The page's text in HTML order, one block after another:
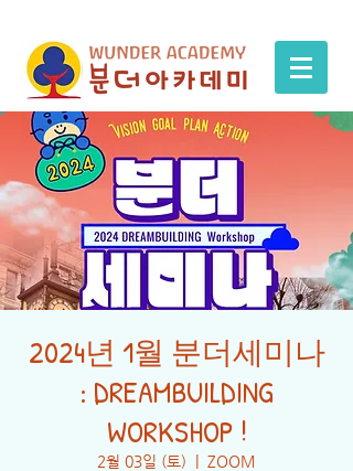
2024년 1월 분더세미나
: DREAMBUILDING
WORKSHOP !
2월 03일 (토) ZOOM